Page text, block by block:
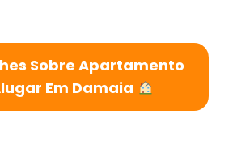
Sobre Apartamento
Em Damaia